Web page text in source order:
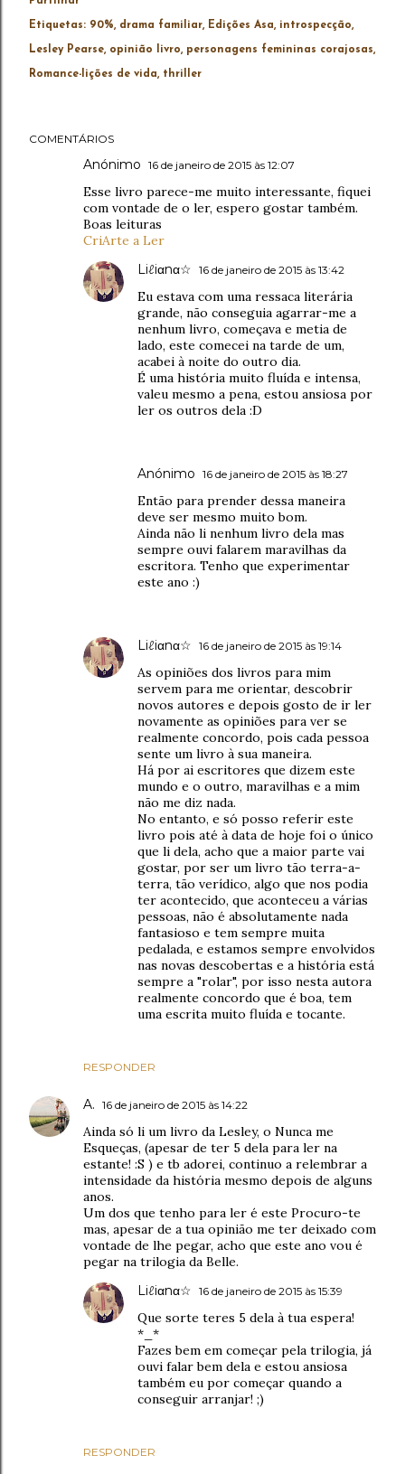
Etiquetas: 90% drama familiar Edições Asa introspecção
Lesley Pearse opinião livro personagens femininas corajosas
Romance-lições de vida thriller
COMENTÁRIOS
Anónimo 16 de janeiro de 2015 às 12:07
Esse livro parece-me muito interessante, fiquei
com vontade de o ler, espero gostar também.
Boas leituras
CriArte a Ler
RESPONDER
Liℓiαnα☆ 16 de janeiro de 2015 às 13:42
Eu estava com uma ressaca literária
grande, não conseguia agarrar-me a
nenhum livro, começava e metia de
lado, este comecei na tarde de um,
acabei à noite do outro dia.
É uma história muito fluída e intensa,
valeu mesmo a pena, estou ansiosa por
ler os outros dela :D
Anónimo 16 de janeiro de 2015 às 18:27
Então para prender dessa maneira
deve ser mesmo muito bom.
Ainda não li nenhum livro dela mas
sempre ouvi falarem maravilhas da
escritora. Tenho que experimentar
este ano :)
Liℓiαnα☆ 16 de janeiro de 2015 às 19:14
As opiniões dos livros para mim
servem para me orientar, descobrir
novos autores e depois gosto de ir ler
novamente as opiniões para ver se
realmente concordo, pois cada pessoa
sente um livro à sua maneira.
Há por ai escritores que dizem este
mundo e o outro, maravilhas e a mim
não me diz nada.
No entanto, e só posso referir este
livro pois até à data de hoje foi o único
que li dela, acho que a maior parte vai
gostar, por ser um livro tão terra-a-
terra, tão verídico, algo que nos podia
ter acontecido, que aconteceu a várias
pessoas, não é absolutamente nada
fantasioso e tem sempre muita
pedalada, e estamos sempre envolvidos
nas novas descobertas e a história está
sempre a "rolar", por isso nesta autora
realmente concordo que é boa, tem
uma escrita muito fluída e tocante.
A. 16 de janeiro de 2015 às 14:22
Ainda só li um livro da Lesley, o Nunca me
Esqueças, (apesar de ter 5 dela para ler na
estante! :S ) e tb adorei, continuo a relembrar a
intensidade da história mesmo depois de alguns
anos.
Um dos que tenho para ler é este Procuro-te
mas, apesar de a tua opinião me ter deixado com
vontade de lhe pegar, acho que este ano vou é
pegar na trilogia da Belle.
RESPONDER
Liℓiαnα☆ 16 de janeiro de 2015 às 15:39
Que sorte teres 5 dela à tua espera!
*_*
Fazes bem em começar pela trilogia, já
ouvi falar bem dela e estou ansiosa
também eu por começar quando a
conseguir arranjar! ;)